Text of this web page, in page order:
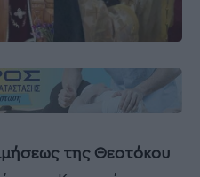
της Θεοτόκου